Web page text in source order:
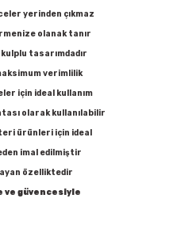
yerinden çıkmaz
olanak tanır
tasarımdadır
verimlilik
için ideal kullanım
olarak kullanılabilir
ürünleri için ideal
imal edilmiştir
özelliktedir
ve güvencesiyle